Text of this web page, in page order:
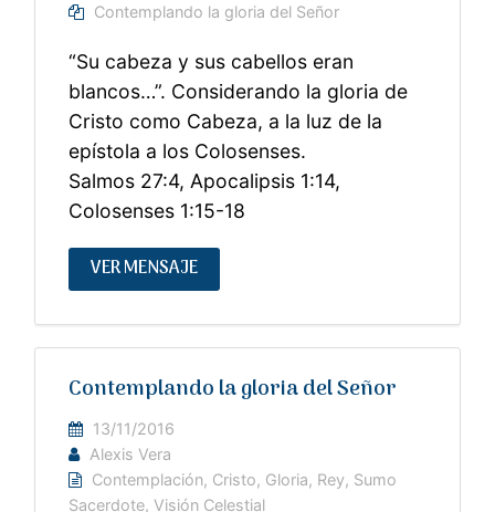
Contemplando la gloria del Señor
“Su cabeza y sus cabellos eran
blancos…”. Considerando la gloria de
Cristo como Cabeza, a la luz de la
epístola a los Colosenses.
Salmos 27:4, Apocalipsis 1:14,
Colosenses 1:15-18
VER MENSAJE
Contemplando la gloria del Señor
13/11/2016
Alexis Vera
Contemplación, Cristo, Gloria, Rey, Sumo
Sacerdote,Visión Celestial